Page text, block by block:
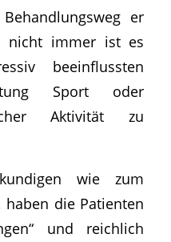
er
nicht immer ist es
beeinflussten
Sport oder
Aktivität zu
wie zum
die Patienten
und reichlich